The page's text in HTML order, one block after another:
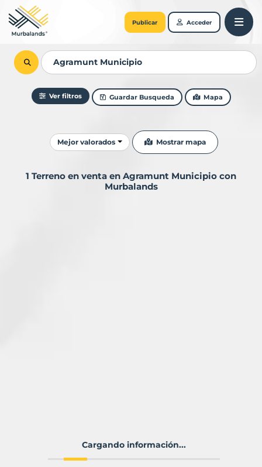
Publicar Acceder
Ver filtros Guardar Busqueda Mapa
Ordenar resultados
Mejor valorados Mostrar mapa
1 Terreno en venta en Agramunt Municipio con
Murbalands
Cargando información...